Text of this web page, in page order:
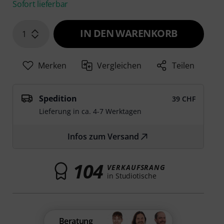
Sofort lieferbar
1 IN DEN WARENKORB
Merken Vergleichen Teilen
Spedition
39 CHF
Lieferung in ca. 4-7 Werktagen
Infos zum Versand
104 VERKAUFSRANG
in Studiotische
Beratung